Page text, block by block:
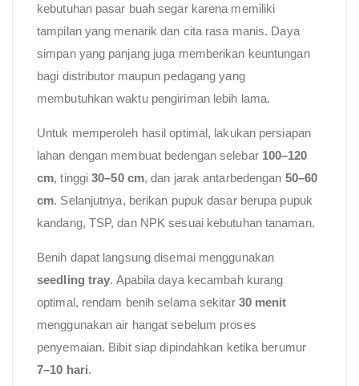
kebutuhan pasar buah segar karena memiliki
tampilan yang menarik dan cita rasa manis. Daya
simpan yang panjang juga memberikan keuntungan
bagi distributor maupun pedagang yang
membutuhkan waktu pengiriman lebih lama.
Untuk memperoleh hasil optimal, lakukan persiapan
lahan dengan membuat bedengan selebar 100–120
cm, tinggi30–50 cm, dan jarak antarbedengan 50–60
cm. Selanjutnya, berikan pupuk dasar berupa pupuk
kandang, TSP, dan NPK sesuai kebutuhan tanaman.
Benih dapat langsung disemai menggunakan
seedling tray. Apabila daya kecambah kurang
optimal, rendam benih selama sekitar 30 menit
menggunakan air hangat sebelum proses
penyemaian. Bibit siap dipindahkan ketika berumur
7–10 hari.